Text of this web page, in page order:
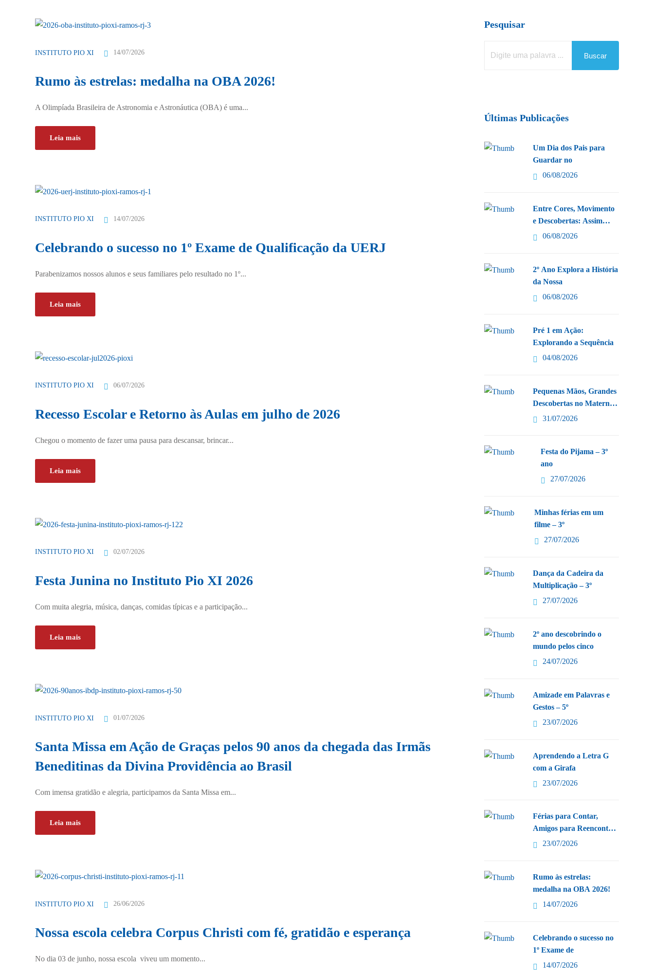
INSTITUTO PIO XI 14/07/2026
Rumo às estrelas: medalha na OBA 2026!
A Olimpíada Brasileira de Astronomia e Astronáutica (OBA) é uma...
Leia mais
INSTITUTO PIO XI 14/07/2026
Celebrando o sucesso no 1º Exame de Qualificação da UERJ
Parabenizamos nossos alunos e seus familiares pelo resultado no 1º...
Leia mais
INSTITUTO PIO XI 06/07/2026
Recesso Escolar e Retorno às Aulas em julho de 2026
Chegou o momento de fazer uma pausa para descansar, brincar...
Leia mais
INSTITUTO PIO XI 02/07/2026
Festa Junina no Instituto Pio XI 2026
Com muita alegria, música, danças, comidas típicas e a participação...
Leia mais
INSTITUTO PIO XI 01/07/2026
Santa Missa em Ação de Graças pelos 90 anos da chegada das Irmãs
Beneditinas da Divina Providência ao Brasil
Com imensa gratidão e alegria, participamos da Santa Missa em...
Leia mais
INSTITUTO PIO XI 26/06/2026
Nossa escola celebra Corpus Christi com fé, gratidão e esperança
No dia 03 de junho, nossa escola viveu um momento...
Pesquisar
Buscar
Últimas Publicações
Um Dia dos Pais para
Guardar no
06/08/2026
Entre Cores, Movimento
e Descobertas: Assim
Aprendemos
06/08/2026
2º Ano Explora a História
da Nossa
06/08/2026
Pré 1 em Ação:
Explorando a Sequência
04/08/2026
Pequenas Mãos, Grandes
Descobertas no Maternal
do
31/07/2026
Festa do Pijama – 3º
ano
27/07/2026
Minhas férias em um
filme – 3º
27/07/2026
Dança da Cadeira da
Multiplicação – 3º
27/07/2026
2º ano descobrindo o
mundo pelos cinco
24/07/2026
Amizade em Palavras e
Gestos – 5º
23/07/2026
Aprendendo a Letra G
com a Girafa
23/07/2026
Férias para Contar,
Amigos para Reencontrar
–
23/07/2026
Rumo às estrelas:
medalha na OBA 2026!
14/07/2026
Celebrando o sucesso no
1º Exame de
14/07/2026